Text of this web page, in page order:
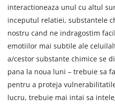
interactioneaza unul cu altul
inceputul relatiei, substantele
nostru cand ne indragostim
emotiilor mai subtile ale
a/cestor substante chimice se
pana la noua luni – trebuie sa
pentru a proteja
lucru, trebuie mai intai sa